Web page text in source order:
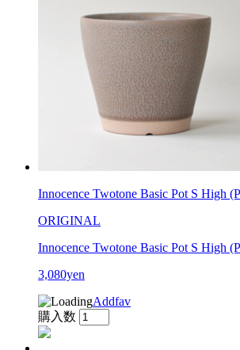
Innocence Twotone Basic Pot S High
ORIGINAL
Innocence Twotone Basic Pot S High
3,080yen
Addfav
購入数